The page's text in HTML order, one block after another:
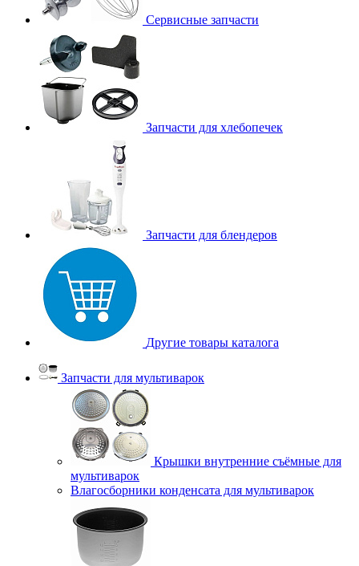
Сервисные запчасти
Запчасти для хлебопечек
Запчасти для блендеров
Другие товары каталога
Запчасти для мультиварок
Крышки внутренние съёмные для
мультиварок
Влагосборники конденсата для мультиварок